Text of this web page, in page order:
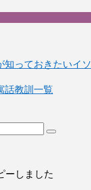
知っておきたいイ
話教訓一覧
ーしました